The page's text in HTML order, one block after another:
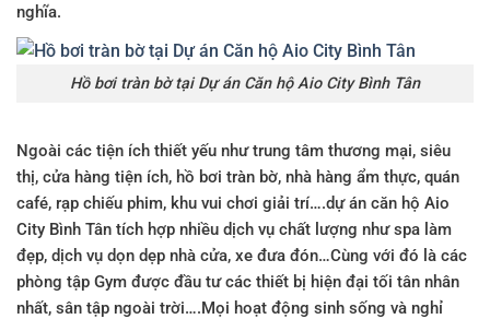
nghĩa.
Hồ bơi tràn bờ tại Dự án Căn hộ Aio City Bình Tân
Ngoài các tiện ích thiết yếu như trung tâm thương mại, siêu
thị, cửa hàng tiện ích, hồ bơi tràn bờ, nhà hàng ẩm thực, quán
café, rạp chiếu phim, khu vui chơi giải trí….dự án căn hộ Aio
City Bình Tân tích hợp nhiều dịch vụ chất lượng như spa làm
đẹp, dịch vụ dọn dẹp nhà cửa, xe đưa đón…Cùng với đó là các
phòng tập Gym được đầu tư các thiết bị hiện đại tối tân nhân
nhất, sân tập ngoài trời….Mọi hoạt động sinh sống và nghỉ